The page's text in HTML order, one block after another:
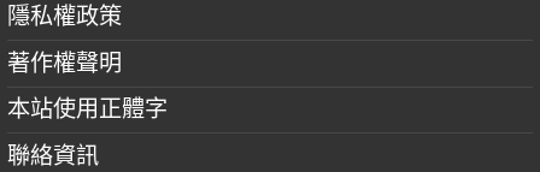
隱私權政策
著作權聲明
本站使用正體字
聯絡資訊